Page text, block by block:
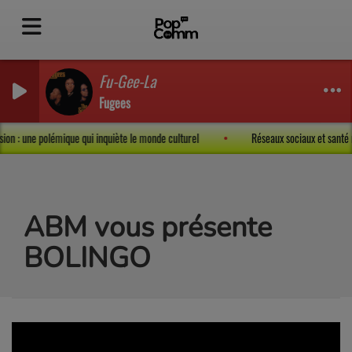
Fu-Gee-La
Fugees
: une polémique qui inquiète le monde culturel Réseaux sociaux et
ABM vous présente
BOLINGO